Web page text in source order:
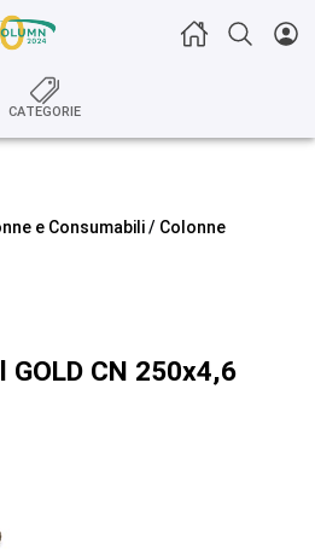
CATEGORIE
e Consumabili/ Colonne
GOLD CN 250x4,6